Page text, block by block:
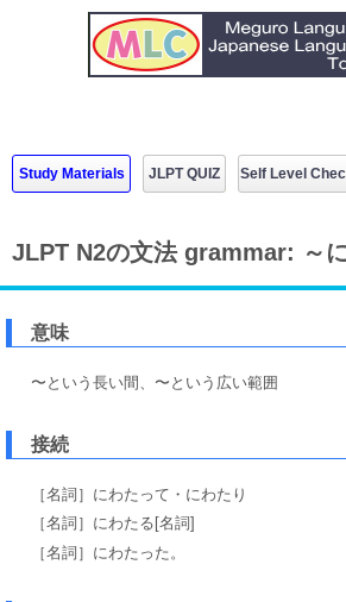
Study Materials JLPT QUIZ Self Level
JLPT N2の文法 grammar: ～
意味
〜という長い間、〜という広い範囲
接続
［名詞］にわたって・にわたり
［名詞］にわたる[名詞]
［名詞］にわたった。